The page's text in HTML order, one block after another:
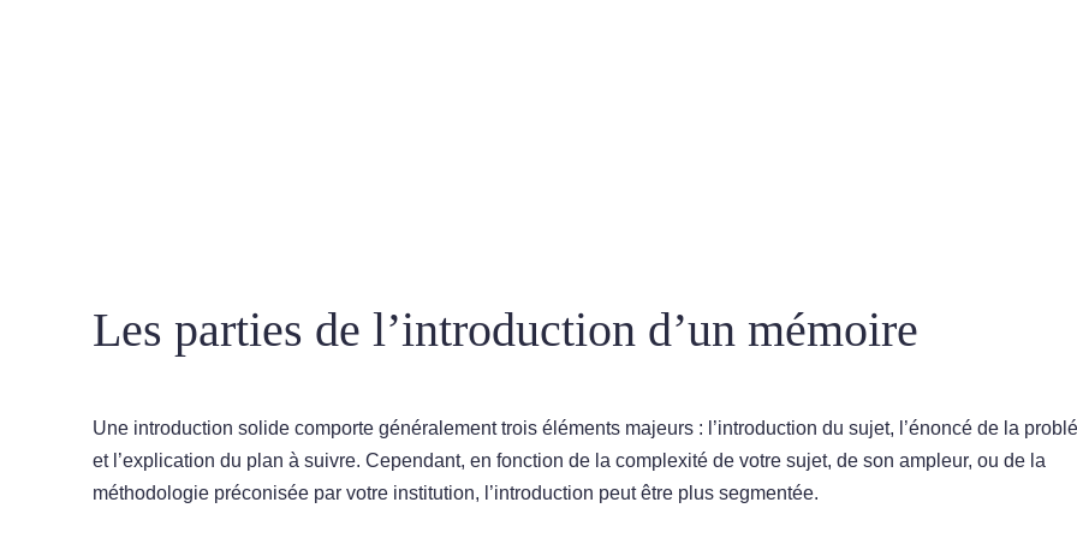
Les parties de l’introduction d’un mémoire
Une introduction solide comporte généralement trois éléments majeurs : l’introduction du sujet, l’énoncé de la
et l’explication du plan à suivre. Cependant, en fonction de la complexité de votre sujet, de son ampleur, ou de la
méthodologie préconisée par votre institution, l’introduction peut être plus segmentée.